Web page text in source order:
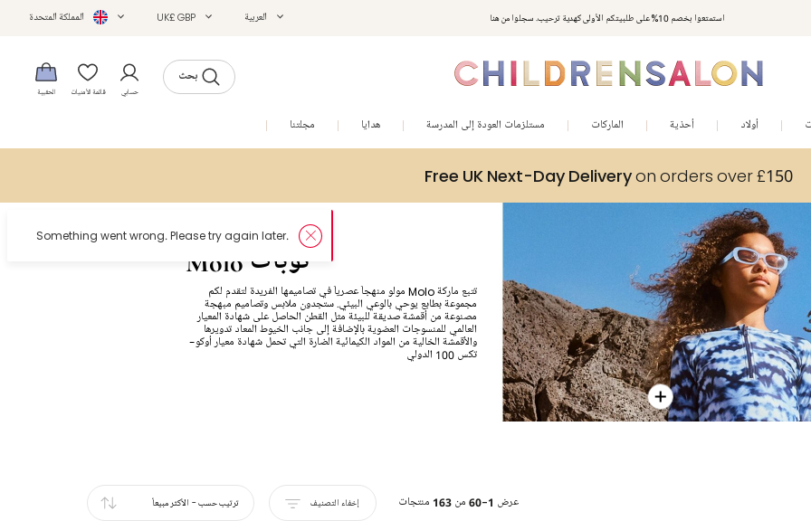
استمتعوا بخصم 10% على طلبيتكم الأولى كهدية ترحيب. سجلوا من هنا العربية UK£ GBP المملكة المتحدة
بحث
حسابي قائمة الأمنيات الحقيبة
أولاد أحذية الماركات مستلزمات العودة إلى المدرسة هدايا مجلتنا
Free UK Next-Day Deliveryon orders over £150
Molo توبات
تتبع ماركة Molo مولو منهجاً عصرياً في تصاميمها الفريدة لتقدم لكم
مجموعة بطابع يوحي بالوعي البيئي. ستجدون ملابس وتصاميم مبهجة
مصنوعة من أقمشة صديقة للبيئة مثل القطن الحاصل على شهادة المعيار
العالمي للمنسوجات العضوية بالإضافة إلى جانب الخيوط المعاد تدويرها
والأقمشة الخالية من المواد الكيمائية الضارة التي تحمل شهادة معيار أوكو-
تكس 100 الدولي
عرض 1-60 من 163 منتجات إخفاء التصنيف ترتيب حسب- الأكثر مبيعاً